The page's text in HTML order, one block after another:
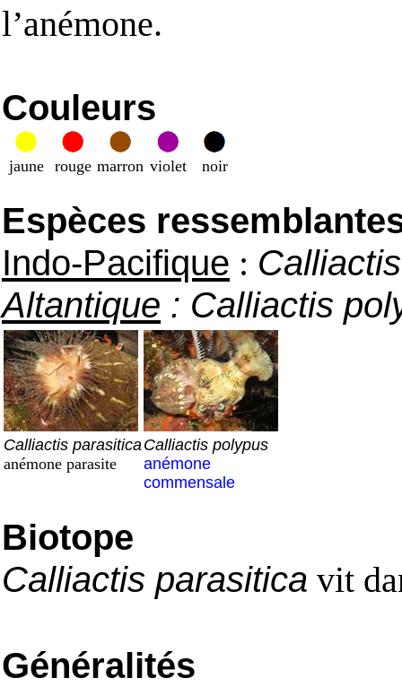
l’anémone.
Couleurs
jaune rouge marron violet noir
Espèces
Indo-Pacifique :
Altantique : Calliactis
Calliactis parasitica
anémone parasite
Calliactis polypus
anémone
commensale
Biotope
Calliactis parasitica vit
Généralités